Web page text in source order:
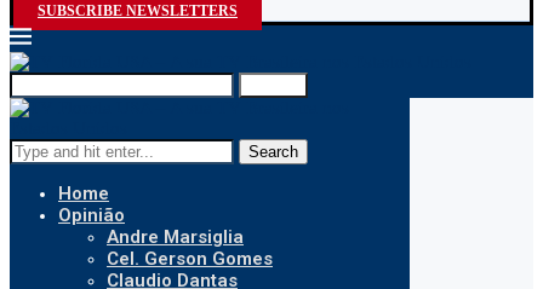
SUBSCRIBE NEWSLETTERS
Search
Home
Opinião
Andre Marsiglia
Cel. Gerson Gomes
Claudio Dantas